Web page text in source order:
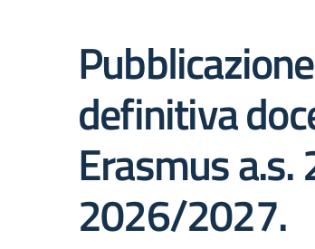
definitiva
Erasmus
2026/2027.